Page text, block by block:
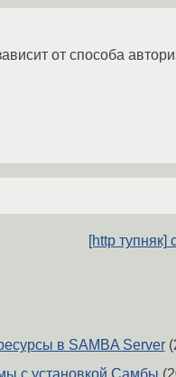
от способа
[http тупняк]
в SAMBA Server